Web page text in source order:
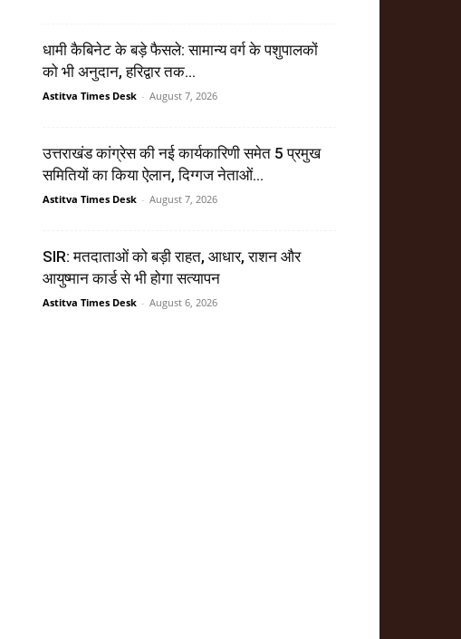
धामी कैबिनेट के बड़े फैसले: सामान्य वर्ग के पशुपालकों
को भी अनुदान, हरिद्वार तक...
Astitva Times Desk - August 7, 2026
उत्तराखंड कांग्रेस की नई कार्यकारिणी समेत 5 प्रमुख
समितियों का किया ऐलान, दिग्गज नेताओं...
Astitva Times Desk - August 7, 2026
SIR: मतदाताओं को बड़ी राहत, आधार, राशन और
आयुष्मान कार्ड से भी होगा सत्यापन
Astitva Times Desk - August 6, 2026